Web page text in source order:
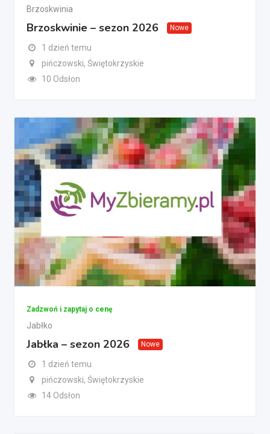
Brzoskwinia
Brzoskwinie – sezon 2026 Nowe
1 dzień temu
pińczowski, Świętokrzyskie
10 Odsłon
Zadzwoń i zapytaj o cenę
Jabłko
Jabłka – sezon 2026 Nowe
1 dzień temu
pińczowski, Świętokrzyskie
14 Odsłon